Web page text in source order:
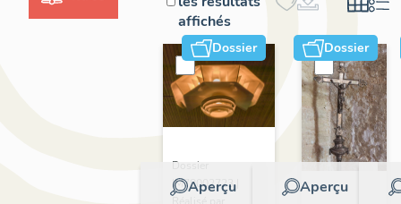
affichés
Dossier
Aperçu
Dossier
IM78002723 |
Dossier
Aperçu